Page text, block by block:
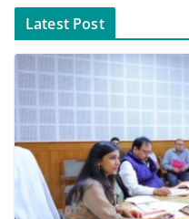
Latest Post